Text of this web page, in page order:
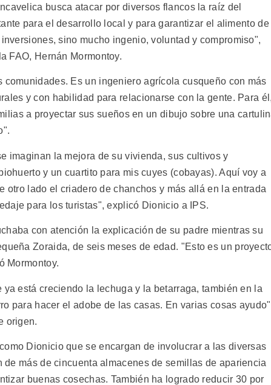
busca atacar por diversos flancos la raíz del
para el desarrollo local y para garantizar el alimento de
sino mucho ingenio, voluntad y compromiso",
FAO, Hernán Mormontoy.
comunidades. Es un ingeniero agrícola cusqueño con más
y con habilidad para relacionarse con la gente. Para
a proyectar sus sueños en un dibujo sobre una
imaginan la mejora de su vivienda, sus cultivos y
y un cuartito para mis cuyes (cobayas). Aquí voy a
otro lado el criadero de chanchos y más allá en la entrada
para los turistas", explicó Dionicio a IPS.
con atención la explicación de su padre mientras su
Zoraida, de seis meses de edad. "Esto es un
Mormontoy.
está creciendo la lechuga y la betarraga, también en la
para hacer el adobe de las casas. En varias cosas
origen.
Dionicio que se encargan de involucrar a las diversas
más de cincuenta almacenes de semillas de apariencia
buenas cosechas. También ha logrado reducir 30 por